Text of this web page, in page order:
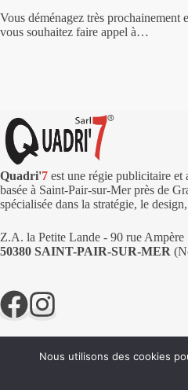
Vous déménagez très prochainement
vous souhaitez faire appel à…
Quadri'7 est une régie publicitaire et
basée à Saint-Pair-sur-Mer près de
spécialisée dans la stratégie, le
Z.A. la Petite Lande - 90 rue Ampère
50380 SAINT-PAIR-SUR-MER
© 2026 Quadri'7 - Régie
Nous utilisons des cookies